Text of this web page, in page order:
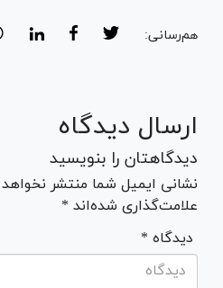
هم‌رسانی:
ارسال دیدگاه
دیدگاهتان را بنویسید
نشانی ایمیل شما منتشر
علامت‌گذاری شده‌اند *
* دیدگاه